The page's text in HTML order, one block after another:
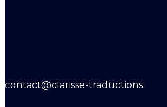
contact@clarisse-traductions